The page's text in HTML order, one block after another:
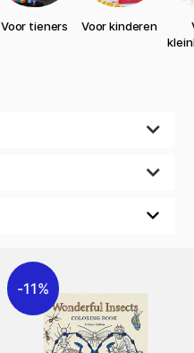
Voor tieners Voor kinderen
11%